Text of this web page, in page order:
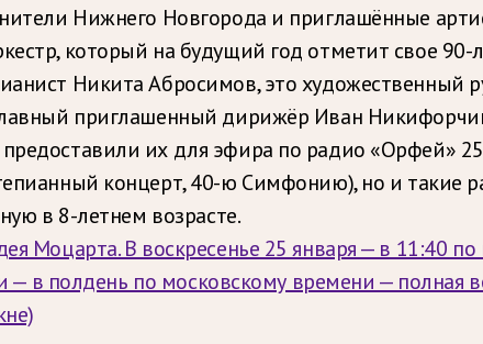
Нижнего Новгорода и приглашённые
который на будущий год отметит свое 90-
Никита Абросимов, это художественный
приглашенный дирижёр Иван
их для эфира по радио «Орфей» 25
концерт, 40-ю Симфонию), но и такие
в 8-летнем возрасте.
Моцарта. В воскресенье 25 января — в 11:40
в полдень по московскому времени — полная